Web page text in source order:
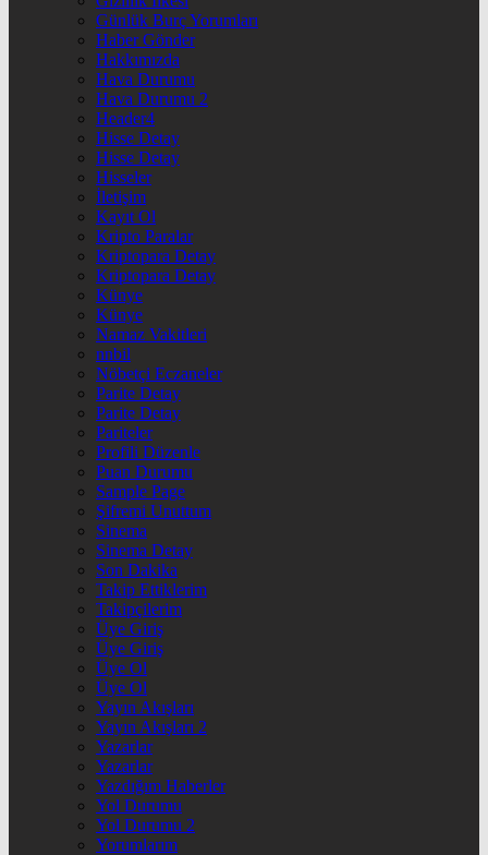
Günlük Burç Yorumları
Haber Gönder
Hakkımızda
Hava Durumu
Hava Durumu 2
Header4
Hisse Detay
Hisse Detay
Hisseler
İletişim
Kayıt Ol
Kripto Paralar
Kriptopara Detay
Kriptopara Detay
Künye
Künye
Namaz Vakitleri
nnbil
Nöbetçi Eczaneler
Parite Detay
Parite Detay
Pariteler
Profili Düzenle
Puan Durumu
Sample Page
Şifremi Unuttum
Sinema
Sinema Detay
Son Dakika
Takip Ettiklerim
Takipçilerim
Üye Giriş
Üye Giriş
Üye Ol
Üye Ol
Yayın Akışları
Yayın Akışları 2
Yazarlar
Yazarlar
Yazdığım Haberler
Yol Durumu
Yol Durumu 2
Yorumlarım